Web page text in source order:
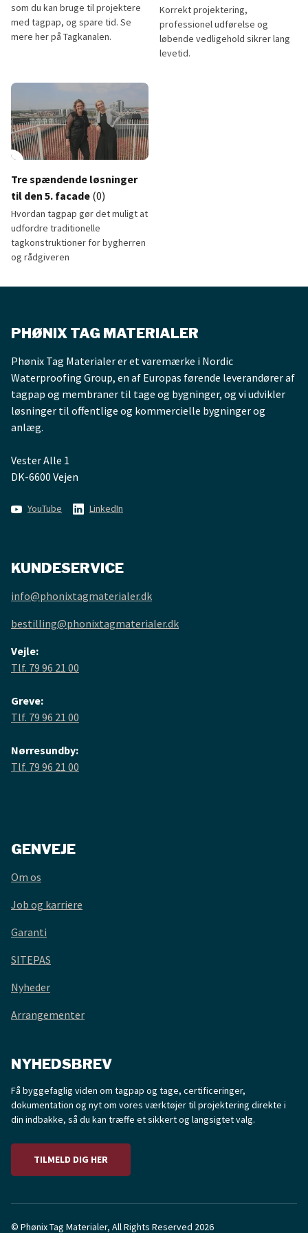
som du kan bruge til projektere
med tagpap, og spare tid. Se
mere her på Tagkanalen.
Korrekt projektering,
professionel udførelse og
løbende vedligehold sikrer lang
levetid.
Tre spændende løsninger
til den 5. facade (0)
Hvordan tagpap gør det muligt at
udfordre traditionelle
tagkonstruktioner for bygherren
og rådgiveren
Tre spændende løsninger til den 5. facade
PHØNIX TAG MATERIALER
Phønix Tag Materialer er et varemærke i Nordic
Waterproofing Group, en af Europas førende leverandører af
tagpap og membraner til tage og bygninger, og vi udvikler
løsninger til offentlige og kommercielle bygninger og
anlæg.
Vester Alle 1
DK-6600 Vejen
YouTube LinkedIn
KUNDESERVICE
info@phonixtagmaterialer.dk
bestilling@phonixtagmaterialer.dk
Vejle:
Tlf. 79 96 21 00
Greve:
Tlf. 79 96 21 00
Nørresundby:
Tlf. 79 96 21 00
GENVEJE
Om os
Job og karriere
Garanti
SITEPAS
Nyheder
Arrangementer
NYHEDSBREV
Få byggefaglig viden om tagpap og tage, certificeringer,
dokumentation og nyt om vores værktøjer til projektering direkte i
din indbakke, så du kan træffe et sikkert og langsigtet valg.
TILMELD DIG HER
© Phønix Tag Materialer, All Rights Reserved 2026